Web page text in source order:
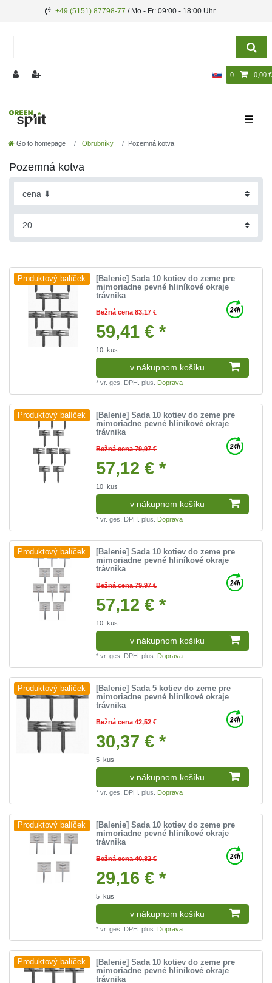
+49 (5151) 87798-77 / Mo - Fr: 09:00 - 18:00 Uhr
0 0,00 €
☰
Go to homepage Obrubníky Pozemná kotva
Pozemná kotva
Produktový balíček
[Balenie] Sada 10 kotiev do zeme pre
mimoriadne pevné hliníkové okraje
trávnika
Bežná cena 83,17 €
59,41 € *
10 kus
v nákupnom košíku
*vr. ges. DPH. plus. Doprava
Produktový balíček
[Balenie] Sada 10 kotiev do zeme pre
mimoriadne pevné hliníkové okraje
trávnika
Bežná cena 79,97 €
57,12 € *
10 kus
v nákupnom košíku
*vr. ges. DPH. plus. Doprava
Produktový balíček
[Balenie] Sada 10 kotiev do zeme pre
mimoriadne pevné hliníkové okraje
trávnika
Bežná cena 79,97 €
57,12 € *
10 kus
v nákupnom košíku
*vr. ges. DPH. plus. Doprava
Produktový balíček
[Balenie] Sada 5 kotiev do zeme pre
mimoriadne pevné hliníkové okraje
trávnika
Bežná cena 42,52 €
30,37 € *
5 kus
v nákupnom košíku
*vr. ges. DPH. plus. Doprava
Produktový balíček
[Balenie] Sada 10 kotiev do zeme pre
mimoriadne pevné hliníkové okraje
trávnika
Bežná cena 40,82 €
29,16 € *
5 kus
v nákupnom košíku
*vr. ges. DPH. plus. Doprava
Produktový balíček
[Balenie] Sada 10 kotiev do zeme pre
mimoriadne pevné hliníkové okraje
trávnika